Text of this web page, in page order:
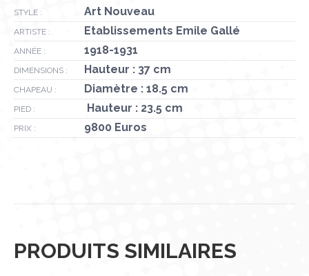
STYLE : Art Nouveau
ARTISTE : Etablissements Emile Gallé
ANNÉE : 1918-1931
DIMENSIONS : Hauteur : 37 cm
CHAPEAU : Diamètre : 18.5 cm
PIED : Hauteur : 23.5 cm
PRIX : 9800 Euros
PRODUITS SIMILAIRES